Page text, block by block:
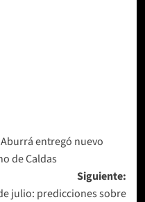
entregó nuevo
de Caldas
Siguiente:
julio: predicciones sobre